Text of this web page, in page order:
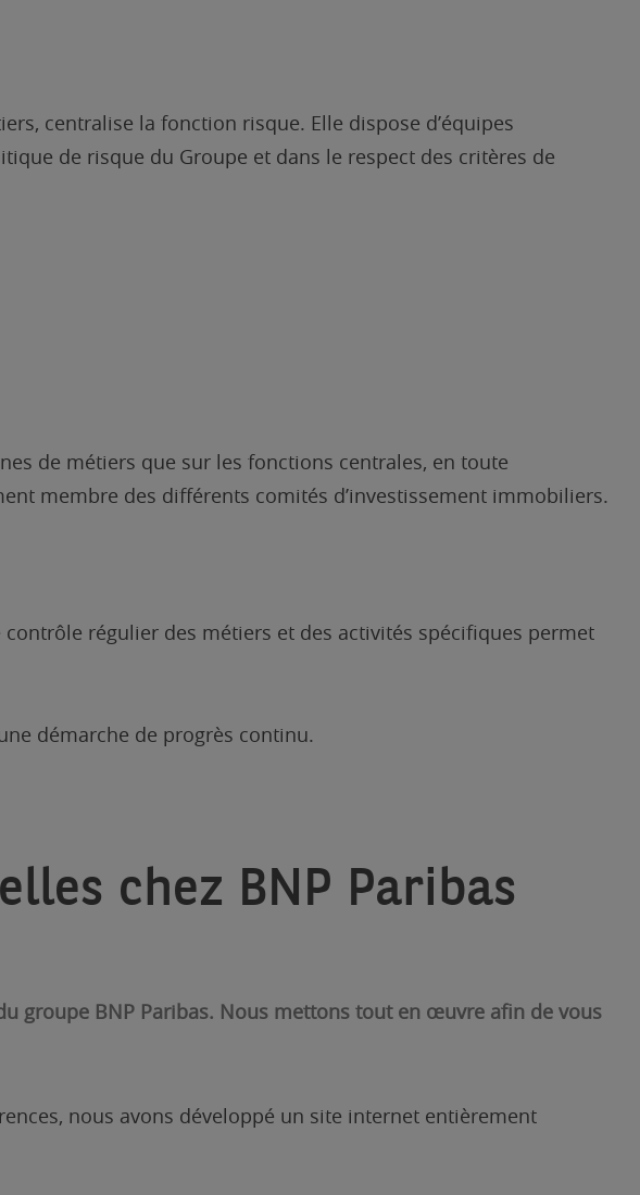
centralise la fonction risque. Elle dispose d’équipes
de risque du Groupe et dans le respect des critères de
de métiers que sur les fonctions centrales, en toute
membre des différents comités d’investissement immobiliers.
régulier des métiers et des activités spécifiques permet
démarche de progrès continu.
chez BNP Paribas
groupe BNP Paribas. Nous mettons tout en œuvre afin de vous
nous avons développé un site internet entièrement